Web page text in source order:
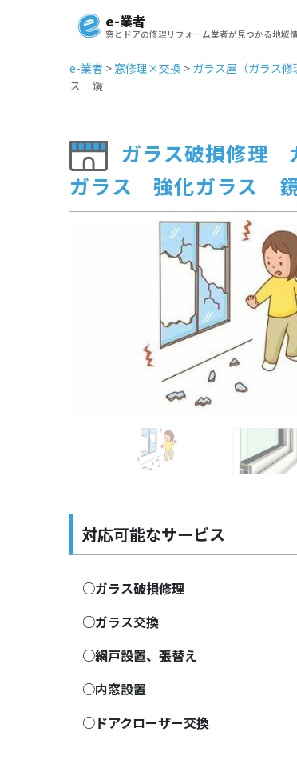
e-業者
窓とドアの修理リフォーム業者が見つかる地域
e-業者 > 窓修理×交換 > ガラス屋（ガラス修
ス 鏡
ガラス破損修理
ガラス 強化ガラス
対応可能なサービス
○ガラス破損修理
○ガラス交換
○網戸設置、張替え
○内窓設置
○ドアクローザー交換